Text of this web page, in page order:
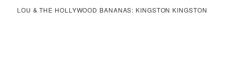
LOU & THE HOLLYWOOD BANANAS: KINGSTON KINGSTON